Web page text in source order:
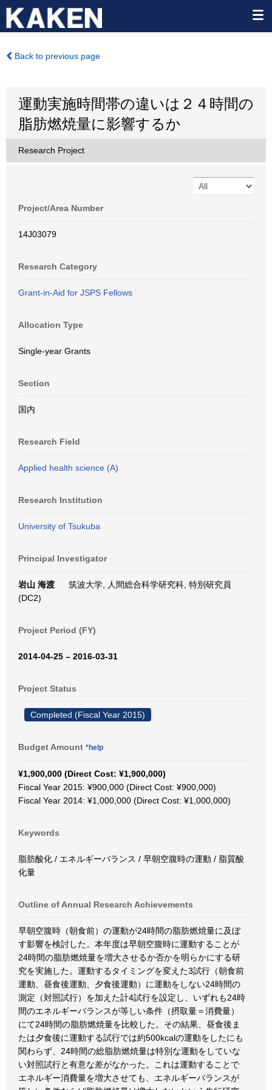
Back to previous page
運動実施時間帯の違いは２４時間の
脂肪燃焼量に影響するか
Research Project
Project/Area Number
14J03079
Research Category
Grant-in-Aid for JSPS Fellows
Allocation Type
Single-year Grants
Section
国内
Research Field
Applied health science (A)
Research Institution
University of Tsukuba
Principal Investigator
岩山 海渡
筑波大学, 人間総合科学研究科, 特別研究員
(DC2)
Project Period (FY)
2014-04-25 – 2016-03-31
Project Status
Completed (Fiscal Year 2015)
Budget Amount *help
¥1,900,000 (Direct Cost: ¥1,900,000)
Fiscal Year 2015: ¥900,000 (Direct Cost: ¥900,000)
Fiscal Year 2014: ¥1,000,000 (Direct Cost: ¥1,000,000)
Keywords
脂肪酸化 / エネルギーバランス / 早朝空腹時の運動 / 脂質酸
化量
Outline of Annual Research Achievements
早朝空腹時（朝食前）の運動が24時間の脂肪燃焼量に及ぼ
す影響を検討した。本年度は早朝空腹時に運動することが
24時間の脂肪燃焼量を増大させるか否かを明らかにする研
究を実施した。運動するタイミングを変えた3試行（朝食前
運動、昼食後運動、夕食後運動）に運動をしない24時間の
測定（対照試行）を加えた計4試行を設定し、いずれも24時
間のエネルギーバランスが等しい条件（摂取量＝消費量）
にて24時間の脂肪燃焼量を比較した。その結果、昼食後ま
たは夕食後に運動する試行では約500kcalの運動をしたにも
関わらず、24時間の総脂肪燃焼量は特別な運動をしていな
い対照試行と有意な差がなかった。これは運動することで
エネルギー消費量を増大させても、エネルギーバランスが